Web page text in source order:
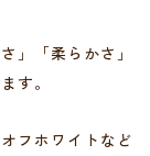
」「柔らかさ」
す。
フホワイトなど